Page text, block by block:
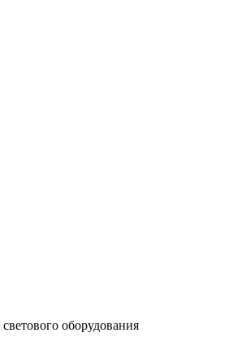
оборудования